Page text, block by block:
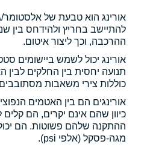
אורינג הוא טבעת של
להתיישב בחריץ ולהידחס בין
ההרכבה, וכך ליצור איטום.
אורינג יכול לשמש ביישומים
תנועה יחסית בין החלקים לבין
כוללות צירי משאבות מסתובבים
אורינגים הם בין האטמים
כיוון שהם אינם יקרים, הם קלים
ההתקנה שלהם פשוטות. הם
מגה-פסקל (אלפי psi).